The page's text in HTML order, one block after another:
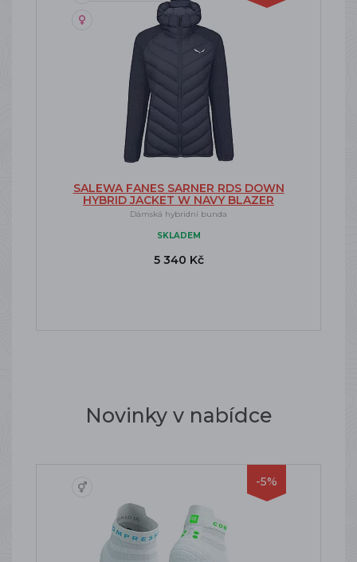
SALEWA FANES SARNER RDS DOWN
HYBRID JACKET W NAVY BLAZER
Dámská hybridní bunda
SKLADEM
5 340 Kč
Novinky v nabídce
-5%